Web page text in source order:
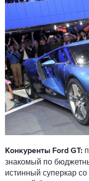
Конкуренты Ford GT:
знакомый по
истинный суперкар